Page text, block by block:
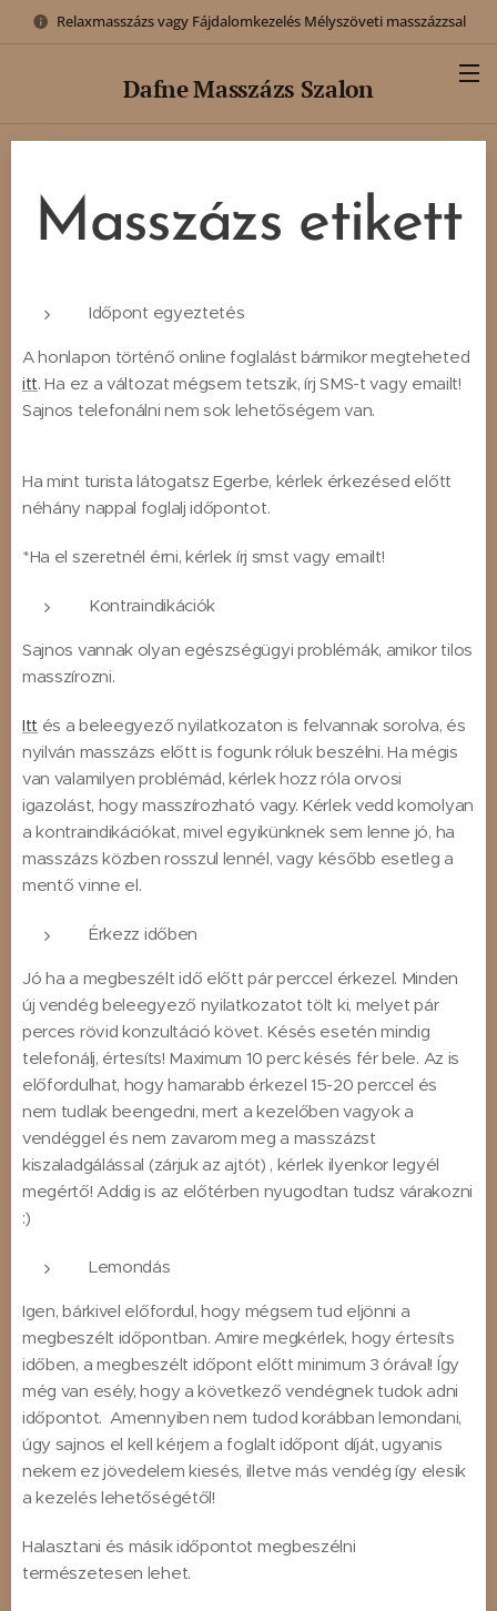
Relaxmasszázs vagy Fájdalomkezelés Mélyszöveti masszázzsal
DafneMasszázs Szalon
Masszázs etikett
Időpont egyeztetés
A honlapon történő online foglalást bármikor megteheted
itt. Ha ez a változat mégsem tetszik, írj SMS-t vagy emailt!
Sajnos telefonálni nem sok lehetőségem van.
Ha mint turista látogatsz Egerbe, kérlek érkezésed előtt
néhány nappal foglalj időpontot.
*Ha el szeretnél érni, kérlek írj smst vagy emailt!
Kontraindikációk
Sajnos vannak olyan egészségügyi problémák, amikor tilos
masszírozni.
Itt és a beleegyező nyilatkozaton is felvannak sorolva, és
nyilván masszázs előtt is fogunk róluk beszélni. Ha mégis
van valamilyen problémád, kérlek hozz róla orvosi
igazolást, hogy masszírozható vagy. Kérlek vedd komolyan
a kontraindikációkat, mivel egyikünknek sem lenne jó, ha
masszázs közben rosszul lennél, vagy később esetleg a
mentő vinne el.
Érkezz időben
Jó ha a megbeszélt idő előtt pár perccel érkezel. Minden
új vendég beleegyező nyilatkozatot tölt ki, melyet pár
perces rövid konzultáció követ. Késés esetén mindig
telefonálj, értesíts! Maximum 10 perc késés fér bele. Az is
előfordulhat, hogy hamarabb érkezel 15-20 perccel és
nem tudlak beengedni, mert a kezelőben vagyok a
vendéggel és nem zavarom meg a masszázst
kiszaladgálással (zárjuk az ajtót) , kérlek ilyenkor legyél
megértő! Addig is az előtérben nyugodtan tudsz várakozni
:)
Lemondás
Igen, bárkivel előfordul, hogy mégsem tud eljönni a
megbeszélt időpontban. Amire megkérlek, hogy értesíts
időben, a megbeszélt időpont előtt minimum 3 órával! Így
még van esély, hogy a következő vendégnek tudok adni
időpontot. Amennyiben nem tudod korábban lemondani,
úgy sajnos el kell kérjem a foglalt időpont díját, ugyanis
nekem ez jövedelem kiesés, illetve más vendég így elesik
a kezelés lehetőségétől!
Halasztani és másik időpontot megbeszélni
természetesen lehet.